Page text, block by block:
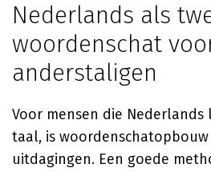
Nederlands als
woordenschat
anderstaligen
Voor mensen die
taal, is
uitdagingen. Een goede